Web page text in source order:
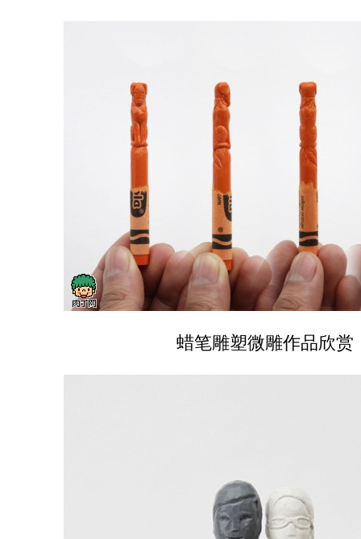
蜡笔雕塑微雕作品欣赏